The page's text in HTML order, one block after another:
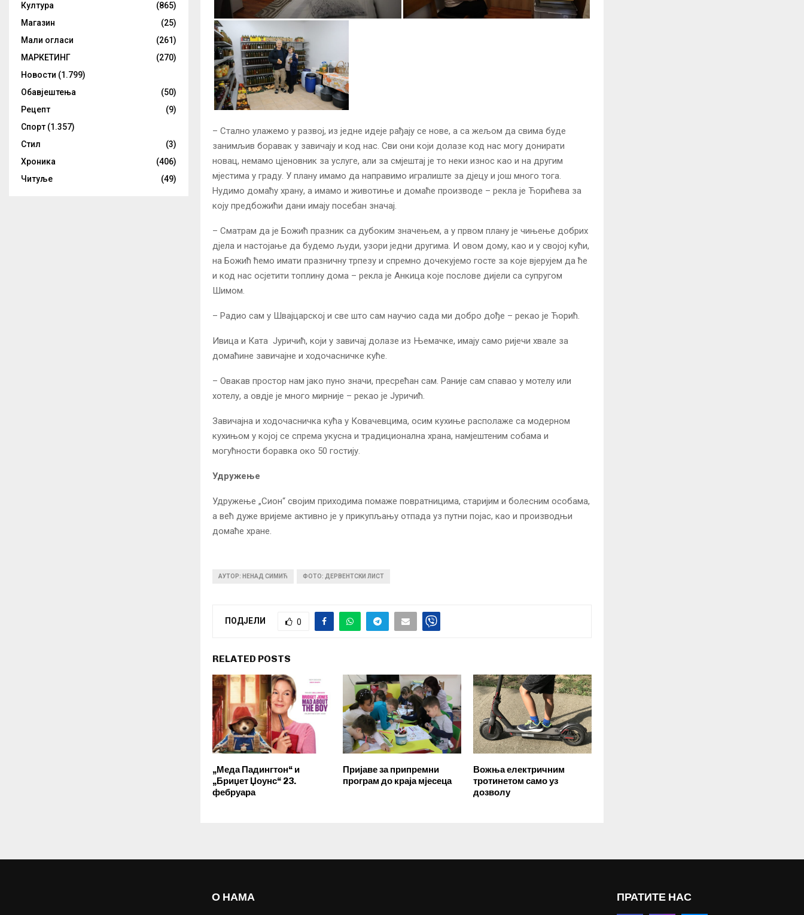
– Стално улажемо у развој, из једне идеје рађају се нове, а са жељом да свима буде
занимљив боравак у завичају и код нас. Сви они који долазе код нас могу донирати
новац, немамо цјеновник за услуге, али за смјештај је то неки износ као и на другим
мјестима у граду. У плану имамо да направимо игралиште за дјецу и још много тога.
Нудимо домаћу храну, а имамо и животиње и домаће производе – рекла је Ћорићева за
коју предбожићи дани имају посебан значај.
– Сматрам да је Божић празник са дубоким значењем, а у првом плану је чињење добрих
дјела и настојање да будемо људи, узори једни другима. И овом дому, као и у својој кући,
на Божић ћемо имати празничну трпезу и спремно дочекујемо госте за које вјерујем да ће
и код нас осјетити топлину дома – рекла је Анкица које послове дијели са супругом
Шимом.
– Радио сам у Швајцарској и све што сам научио сада ми добро дође – рекао је Ћорић.
Ивица и Ката Јуричић, који у завичај долазе из Њемачке, имају само ријечи хвале за
домаћине завичајне и ходочасничке куће.
– Овакав простор нам јако пуно значи, пресрећан сам. Раније сам спавао у мотелу или
хотелу, а овдје је много мирније – рекао је Јуричић.
Завичајна и ходочасничка кућа у Ковачевцима, осим кухиње располаже са модерном
кухињом у којој се спрема укусна и традиционална храна, намјештеним собама и
могућности боравка око 50 гостију.
Удружење
Удружење „Сион“ својим приходима помаже повратницима, старијим и болесним особама,
а већ дуже вријеме активно је у прикупљању отпада уз путни појас, као и производњи
домаће хране.
АУТОР: НЕНАД СИМИЋ ФОТО: ДЕРВЕНТСКИ ЛИСТ
ПОДЈЕЛИ 0
RELATED POSTS
„Меда Падингтон“ и
„Бриџет Џоунс“ 23.
фебруара
Пријаве за припремни
програм до краја мјесеца
Вожња електричним
тротинетом само уз
дозволу
Култура
(865)
Магазин
(25)
Мали огласи
(261)
МАРКЕТИНГ
(270)
Новости (1.799)
Обавјештења
(50)
Рецепт
(9)
Спорт (1.357)
Стил
(3)
Хроника
(406)
Читуље
(49)
О НАМА ПРАТИТЕ НАС